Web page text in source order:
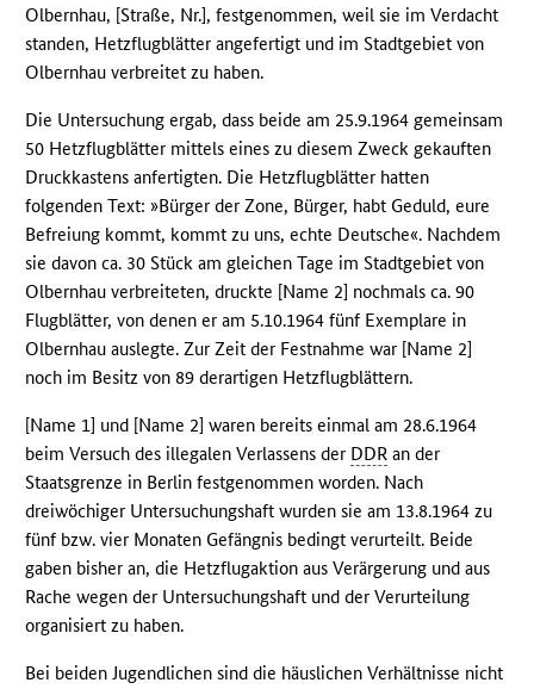
Olbernhau, [Straße, Nr.], festgenommen, weil sie im Verdacht
standen, Hetzflugblätter angefertigt und im Stadtgebiet von
Olbernhau verbreitet zu haben.
Die Untersuchung ergab, dass beide am 25.9.1964 gemeinsam
50 Hetzflugblätter mittels eines zu diesem Zweck gekauften
Druckkastens anfertigten. Die Hetzflugblätter hatten
folgenden Text: »Bürger der Zone, Bürger, habt Geduld, eure
Befreiung kommt, kommt zu uns, echte Deutsche«. Nachdem
sie davon ca. 30 Stück am gleichen Tage im Stadtgebiet von
Olbernhau verbreiteten, druckte [Name 2] nochmals ca. 90
Flugblätter, von denen er am 5.10.1964 fünf Exemplare in
Olbernhau auslegte. Zur Zeit der Festnahme war [Name 2]
noch im Besitz von 89 derartigen Hetzflugblättern.
[Name 1] und [Name 2] waren bereits einmal am 28.6.1964
beim Versuch des illegalen Verlassens der DDR an der
Staatsgrenze in Berlin festgenommen worden. Nach
dreiwöchiger Untersuchungshaft wurden sie am 13.8.1964 zu
fünf bzw. vier Monaten Gefängnis bedingt verurteilt. Beide
gaben bisher an, die Hetzflugaktion aus Verärgerung und aus
Rache wegen der Untersuchungshaft und der Verurteilung
organisiert zu haben.
Bei beiden Jugendlichen sind die häuslichen Verhältnisse nicht